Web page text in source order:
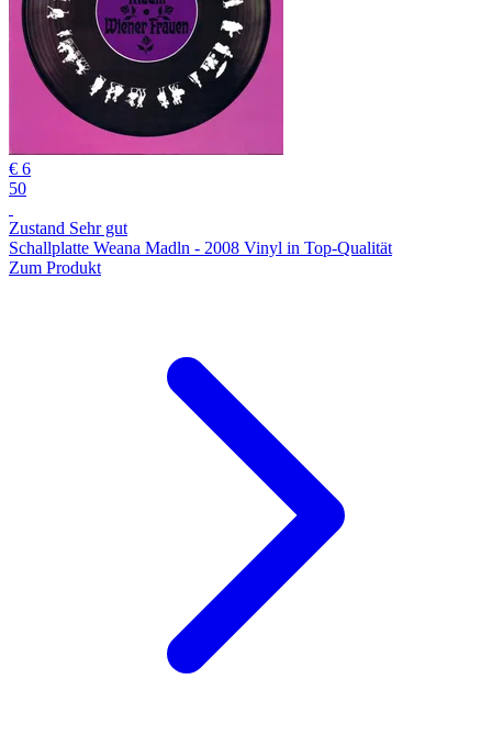
€ 6
50
Zustand Sehr gut
Schallplatte Weana Madln - 2008 Vinyl in Top-Qualität
Zum Produkt